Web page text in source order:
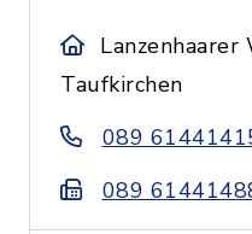
Taufkirchen
089
089